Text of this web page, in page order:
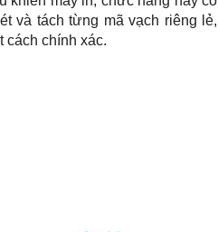
và tách từng mã vạch riêng lẻ,
cách chính xác.